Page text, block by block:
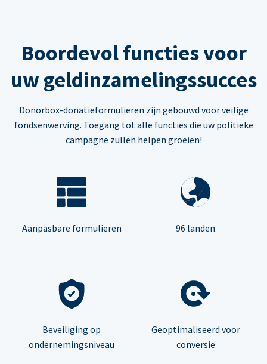
Boordevol functies voor
uw geldinzamelingssucces
Donorbox-donatieformulieren zijn gebouwd voor veilige
fondsenwerving. Toegang tot alle functies die uw politieke
campagne zullen helpen groeien!
Aanpasbare formulieren 96 landen
Beveiliging op
ondernemingsniveau
Geoptimaliseerd voor
conversie